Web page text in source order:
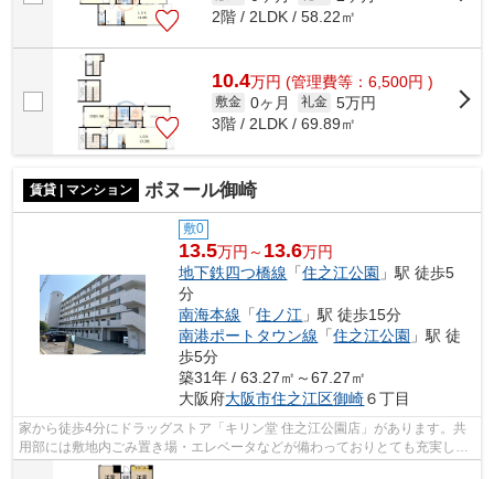
2階 / 2LDK / 58.22㎡
10.4万円 (管理費等：6,500円 )
敷金 0ヶ月 礼金 5万円
3階 / 2LDK / 69.89㎡
賃貸 | マンション ボヌール御崎
敷0
13.5万円～ 13.6万円
地下鉄四つ橋線 「住之江公園 」駅 徒歩5
分
南海本線 「住ノ江 」駅 徒歩15分
南港ポートタウン線 「住之江公園 」駅 徒
歩5分
築31年 / 63.27㎡～67.27㎡
大阪府大阪市住之江区御崎６丁目
家から徒歩4分にドラッグストア「キリン堂 住之江公園店」があります。共
用部には敷地内ごみ置き場・エレベータなどが備わっておりとても充実して
います。こちらはマンションタイプに...